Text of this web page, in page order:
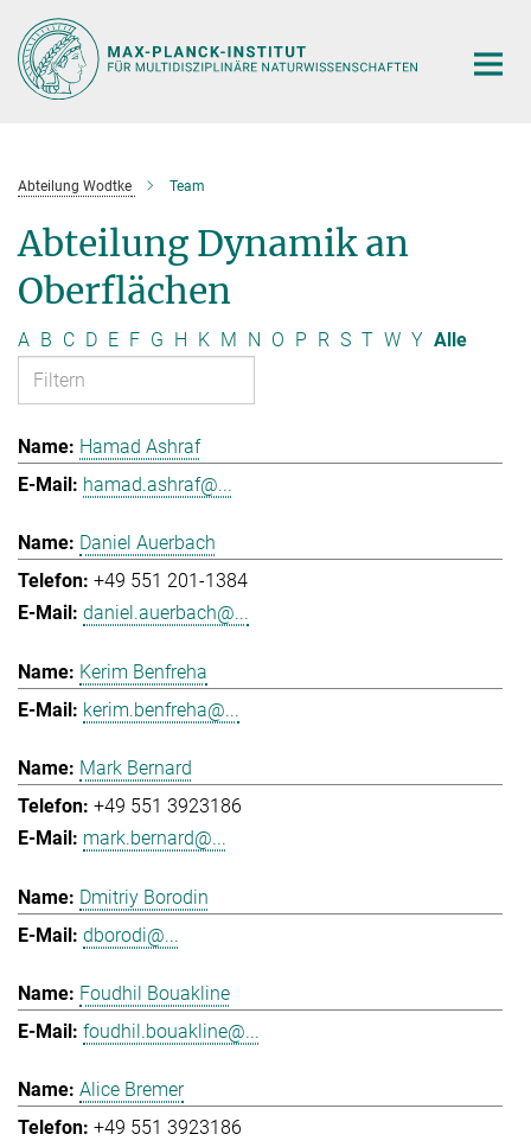
Hauptinhalt
Abteilung Wodtke Team
Abteilung Dynamik an
Oberflächen
A B C D E F G H K M N O P R S T W Y Alle
Hamad Ashraf
hamad.ashraf@...
Daniel Auerbach
+49 551 201-1384
daniel.auerbach@...
Kerim Benfreha
kerim.benfreha@...
Mark Bernard
+49 551 3923186
mark.bernard@...
Dmitriy Borodin
dborodi@...
Foudhil Bouakline
foudhil.bouakline@...
Alice Bremer
+49 551 3923186